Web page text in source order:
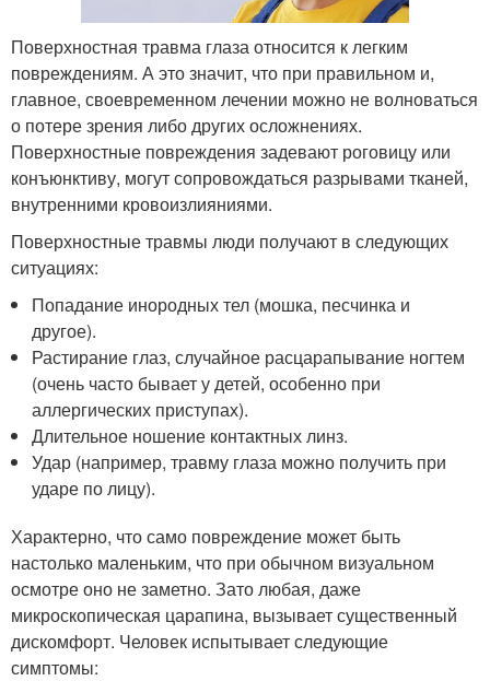
Поверхностная травма глаза относится к легким
повреждениям. А это значит, что при правильном и,
главное, своевременном лечении можно не волноваться
о потере зрения либо других осложнениях.
Поверхностные повреждения задевают роговицу или
конъюнктиву, могут сопровождаться разрывами тканей,
внутренними кровоизлияниями.
Поверхностные травмы люди получают в следующих
ситуациях:
Попадание инородных тел (мошка, песчинка и
другое).
Растирание глаз, случайное расцарапывание ногтем
(очень часто бывает у детей, особенно при
аллергических приступах).
Длительное ношение контактных линз.
Удар (например, травму глаза можно получить при
ударе по лицу).
Характерно, что само повреждение может быть
настолько маленьким, что при обычном визуальном
осмотре оно не заметно. Зато любая, даже
микроскопическая царапина, вызывает существенный
дискомфорт. Человек испытывает следующие
симптомы: